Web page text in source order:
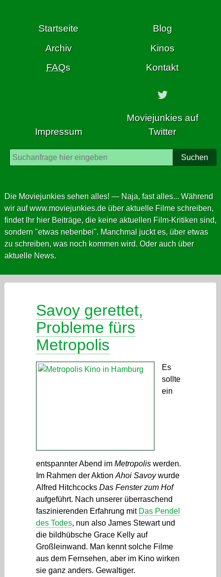
Startseite
Blog
Archiv
Kinos
FAQs Kontakt
Impressum
Moviejunkies auf
Twitter
Suchen
Die Moviejunkies sehen alles! — Naja, fast alles... Während
wir aufwww.moviejunkies.deüber aktuelle Filme schreiben,
findet Ihr hier Beiträge, die keine aktuellen Film-Kritiken sind,
sondern "etwas nebenbei". Manchmal juckt es, über etwas
zu schreiben, was noch kommen wird. Oder auch über
aktuelle News.
Savoy gerettet,
Probleme fürs
Metropolis
Es
sollte
ein
entspannter Abend im Metropoliswerden.
Im Rahmen der Aktion Ahoi Savoywurde
Alfred Hitchcocks Das Fenster zum Hof
aufgeführt. Nach unserer überraschend
faszinierenden Erfahrung mit Das Pendel
des Todes, nun also James Stewart und
die bildhübsche Grace Kelly auf
Großleinwand. Man kennt solche Filme
aus dem Fernsehen, aber im Kino wirken
sie ganz anders. Gewaltiger.